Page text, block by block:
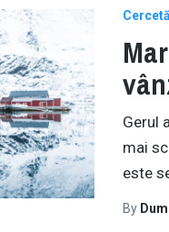
Gerul
mai
este
By